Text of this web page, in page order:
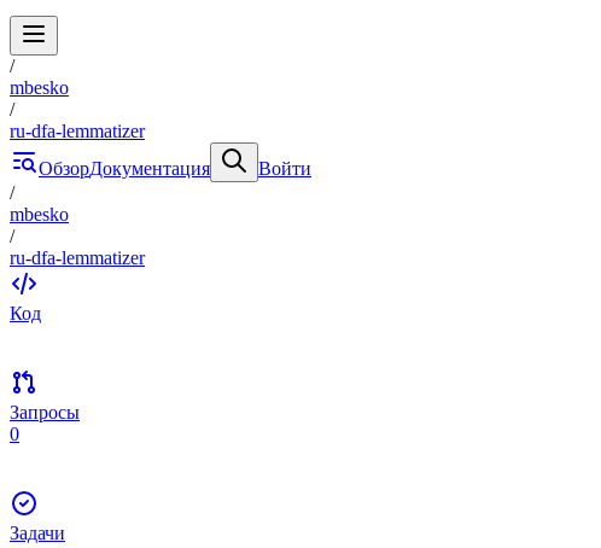
/
mbesko
/
ru-dfa-lemmatizer
ОбзорДокументация
Войти
/
mbesko
/
ru-dfa-lemmatizer
Код
Запросы
0
Задачи